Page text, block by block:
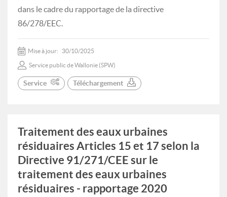
dans le cadre du rapportage de la directive
86/278/EEC.
Mise à jour: 30/10/2025
Service public de Wallonie (SPW)
Service Téléchargement
Traitement des eaux urbaines
résiduaires Articles 15 et 17 selon la
Directive 91/271/CEE sur le
traitement des eaux urbaines
résiduaires - rapportage 2020